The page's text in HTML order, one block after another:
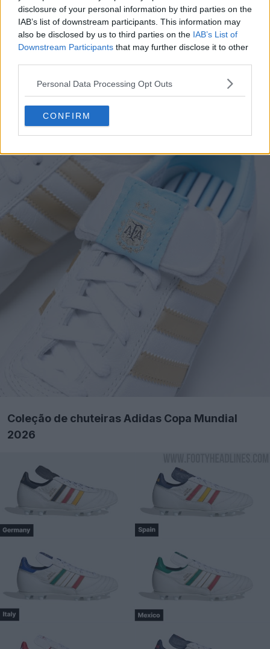
disclosure of your personal information by third parties on the
IAB’s list of downstream participants. This information may
also be disclosed by us to third parties on the IAB’s List of
Downstream Participants that may further disclose it to other
Personal Data Processing Opt Outs
CONFIRM
Coleção de chuteiras Adidas Copa Mundial
2026